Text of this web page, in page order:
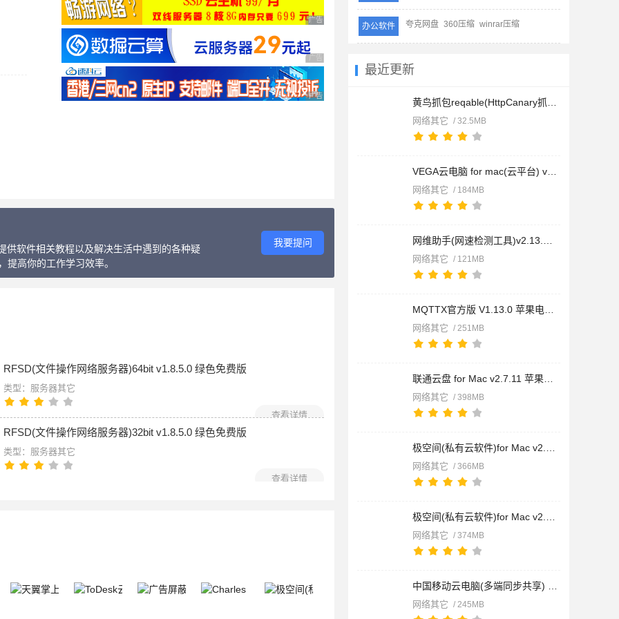
办公软件 夸克网盘 360压缩 winrar压缩
最近更新
网络其它 / 32.5MB
网络其它 / 184MB
网络其它 / 121MB
网络其它 / 251MB
网络其它 / 398MB
网络其它 / 366MB
网络其它 / 374MB
网络其它 / 245MB
广告 商业广告，理性选择
广告 商业广告，理性选择
广告 商业广告，理性选择
供软件相关教程以及解决生活中遇到的各种疑
高你的工作学习效率。
我要提问
RFSD(文件操作网络服务器)64bit v1.8.5.0 绿色免费版
类型：服务器其它
查看详情
RFSD(文件操作网络服务器)32bit v1.8.5.0 绿色免费版
类型：服务器其它
查看详情